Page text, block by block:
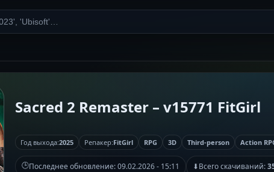
Sacred 2 Remaster – v15771 FitGirl
Год выхода:2025 Репакер:FitGirl RPG 3D Third-person Action
🕒Последнее обновление:09.02.2026 - 15:11 ⬇Всего скачиваний: